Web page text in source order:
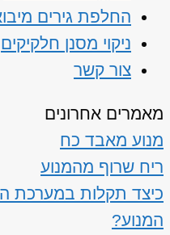
החלפת גירים
ניקוי מסנן חלקיקים
צור קשר
מאמרים אחרונים
מנוע מאבד כח
ריח שרוף מהמנוע
כיצד תקלות במערכת
המנוע?